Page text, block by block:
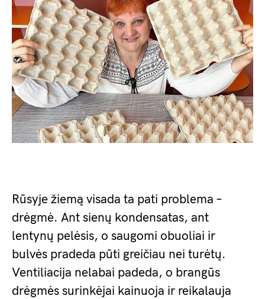
Rūsyje žiemą visada ta pati problema –
drėgmė. Ant sienų kondensatas, ant
lentynų pelėsis, o saugomi obuoliai ir
bulvės pradeda pūti greičiau nei turėtų.
Ventiliacija nelabai padeda, o brangūs
drėgmės surinkėjai kainuoja ir reikalauja